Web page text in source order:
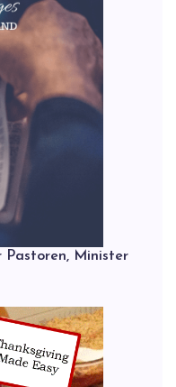
Pastoren, Minister